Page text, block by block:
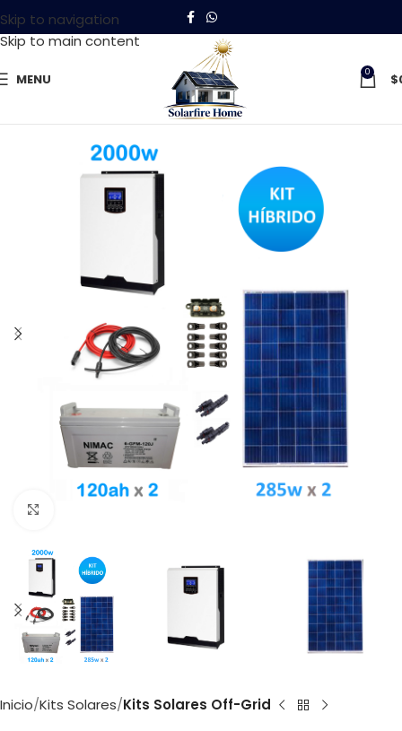
Skip to navigation
Skip to main content
MENU 0 $
Inicio Kits Solares Kits Solares Off-Grid